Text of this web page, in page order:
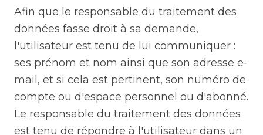
Afin que le responsable du traitement des
données fasse droit à sa demande,
l'utilisateur est tenu de lui communiquer :
ses prénom et nom ainsi que son adresse e-
mail, et si cela est pertinent, son numéro de
compte ou d'espace personnel ou d'abonné.
Le responsable du traitement des données
est tenu de répondre à l'utilisateur dans un